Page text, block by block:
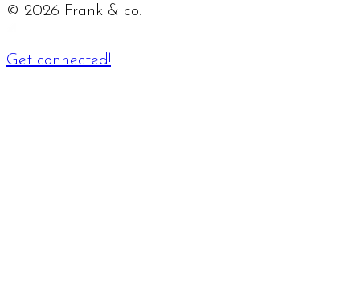
© 2026 Frank & co.
Get connected!